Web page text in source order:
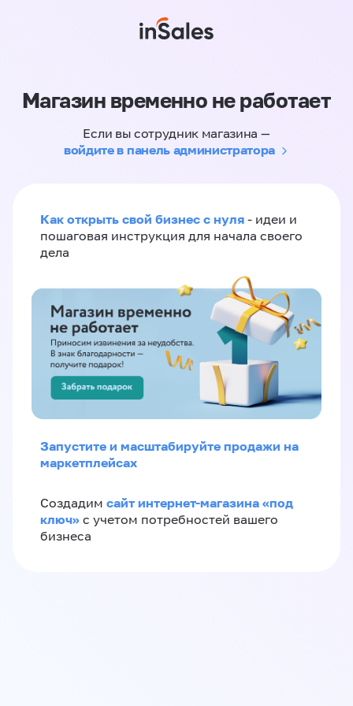
Магазин временно не работает
Если вы сотрудник магазина —
войдите в панель администратора
Как открыть свой бизнес с нуля - идеи и
пошаговая инструкция для начала своего
дела
Запустите и масштабируйте продажи на
маркетплейсах
Создадим сайт интернет-магазина «под
ключ» с учетом потребностей вашего
бизнеса